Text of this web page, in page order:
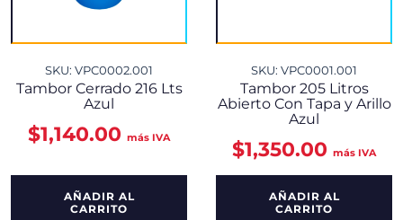
SKU: VPC0002.001
Tambor Cerrado 216 Lts
Azul
$1,140.00 más IVA
AÑADIR AL
CARRITO
SKU: VPC0001.001
Tambor 205 Litros
Abierto Con Tapa y Arillo
Azul
$1,350.00 más IVA
AÑADIR AL
CARRITO